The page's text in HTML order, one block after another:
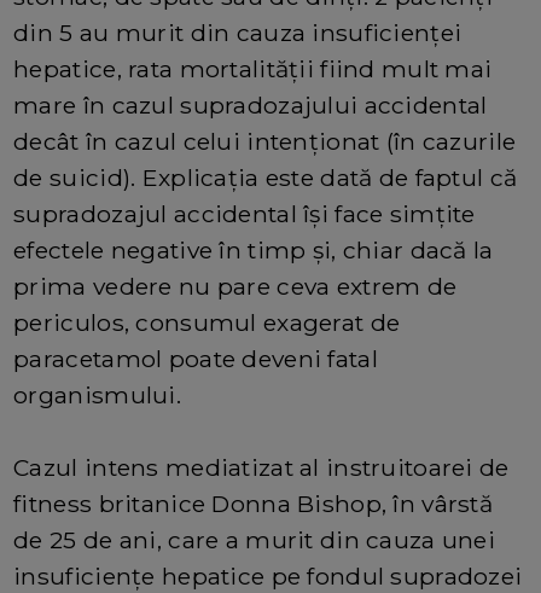
din 5 au murit din cauza insuficienței
hepatice, rata mortalității fiind mult mai
mare în cazul supradozajului accidental
decât în cazul celui intenționat (în cazurile
de suicid). Explicația este dată de faptul că
supradozajul accidental își face simțite
efectele negative în timp și, chiar dacă la
prima vedere nu pare ceva extrem de
periculos, consumul exagerat de
paracetamol poate deveni fatal
organismului.
Cazul intens mediatizat al instruitoarei de
fitness britanice Donna Bishop, în vârstă
de 25 de ani, care a murit din cauza unei
insuficiențe hepatice pe fondul supradozei